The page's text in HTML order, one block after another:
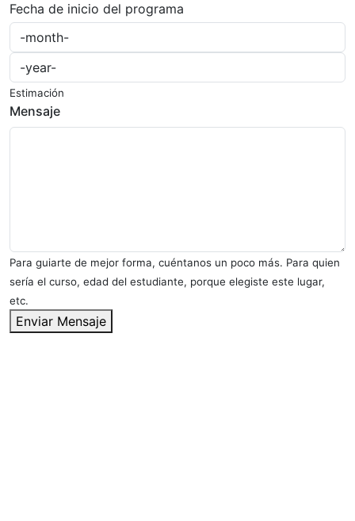
Fecha de inicio del programa
Estimación
Mensaje
Para guiarte de mejor forma, cuéntanos un poco más. Para quien
sería el curso, edad del estudiante, porque elegiste este lugar,
etc.
Enviar Mensaje